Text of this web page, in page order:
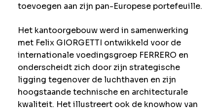
toevoegen aan zijn pan-Europese portefeuille.
Het kantoorgebouw werd in samenwerking
met Felix GIORGETTI ontwikkeld voor de
internationale voedingsgroep FERRERO en
onderscheidt zich door zijn strategische
ligging tegenover de luchthaven en zijn
hoogstaande technische en architecturale
kwaliteit. Het illustreert ook de knowhow van